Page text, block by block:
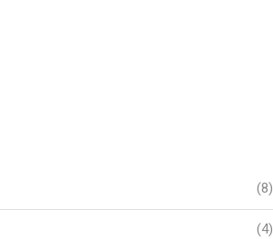
(8)
(4)